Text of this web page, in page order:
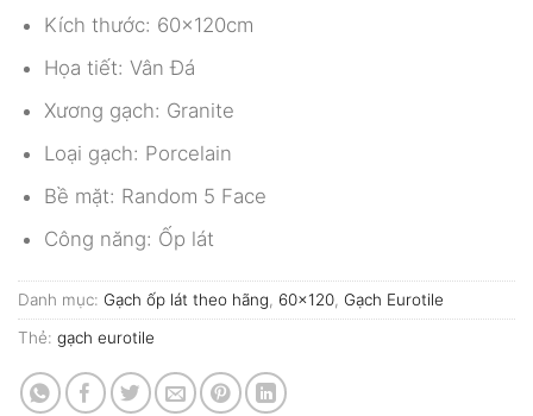
Kích thước: 60x120cm
Họa tiết: Vân Đá
Xương gạch: Granite
Loại gạch: Porcelain
Bề mặt: Random 5 Face
Công năng: Ốp lát
Danh mục: Gạch ốp lát theo hãng 60x120 Gạch Eurotile
Thẻ: gạch eurotile